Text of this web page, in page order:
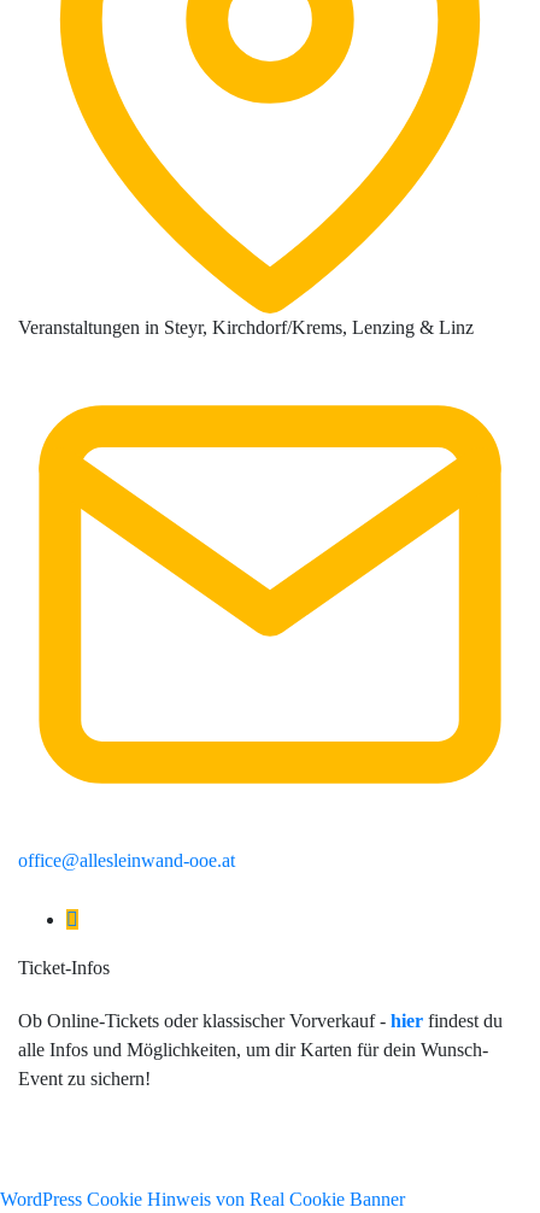
Veranstaltungen in Steyr, Kirchdorf/Krems, Lenzing & Linz
office@allesleinwand-ooe.at
Ticket-Infos
Ob Online-Tickets oder klassischer Vorverkauf - hier findest du
alle Infos und Möglichkeiten, um dir Karten für dein Wunsch-
Event zu sichern!
WordPress Cookie Hinweis von Real Cookie Banner